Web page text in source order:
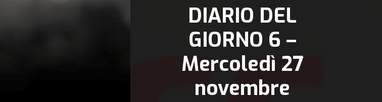
DIARIO DEL
GIORNO 6 –
Mercoledì 27
novembre